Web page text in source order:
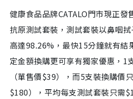
健康食品品牌CATALO門市現正發
抗原測試套裝，測試套裝以鼻咽
高達98.26%，最快15分鐘就有結
定金額換購更可享有獨家優惠，1
（單售價$39），而5支裝換購價
$180），平均每支測試套裝只需